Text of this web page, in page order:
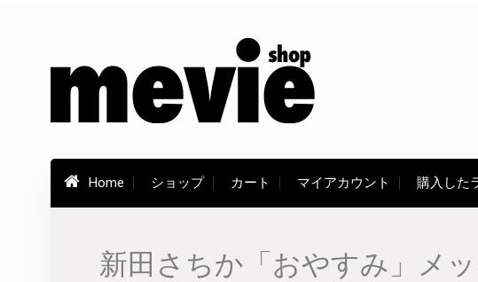
Home ショップ カート マイアカウント 購入した
新田さちか「おやすみ」メ